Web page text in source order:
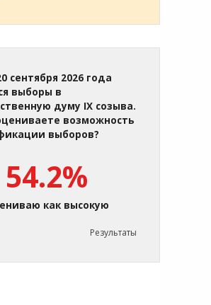
сентября 2026 года
выборы в
думу IX созыва.
возможность
выборов?
54.2%
как высокую
Результаты